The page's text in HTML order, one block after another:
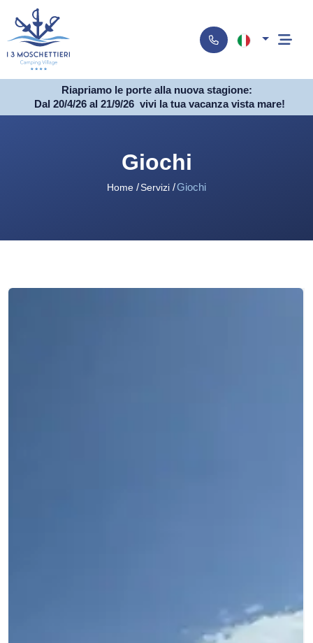
Riapriamo le porte alla nuova stagione:
Dal 20/4/26 al 21/9/26 vivi la tua vacanza vista mare!
Giochi
Home Servizi Giochi